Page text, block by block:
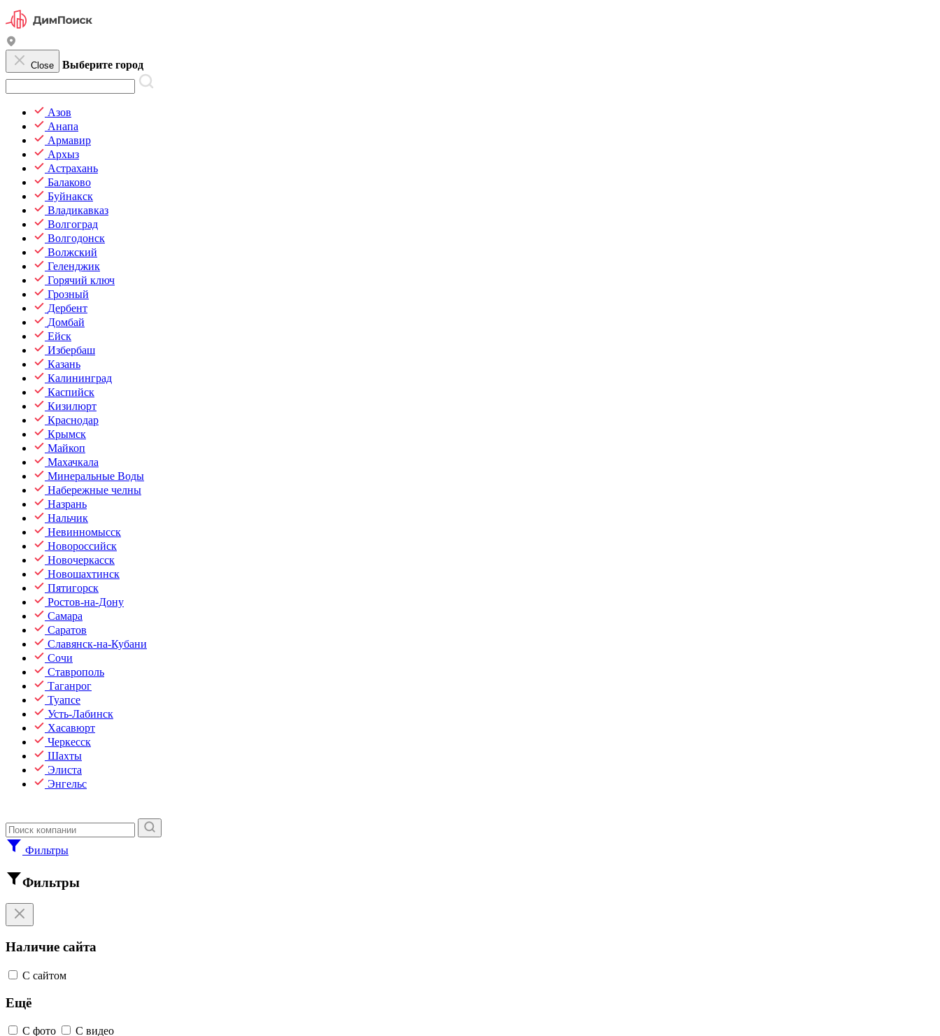
Close Выберите город
Азов
Анапа
Армавир
Архыз
Астрахань
Балаково
Буйнакск
Владикавказ
Волгоград
Волгодонск
Волжский
Геленджик
Горячий ключ
Грозный
Дербент
Домбай
Ейск
Избербаш
Казань
Калининград
Каспийск
Кизилюрт
Краснодар
Крымск
Майкоп
Махачкала
Минеральные Воды
Набережные челны
Назрань
Нальчик
Невинномысск
Новороссийск
Новочеркасск
Новошахтинск
Пятигорск
Ростов-на-Дону
Самара
Саратов
Славянск-на-Кубани
Сочи
Ставрополь
Таганрог
Туапсе
Усть-Лабинск
Хасавюрт
Черкесск
Шахты
Элиста
Энгельс
Фильтры
Фильтры
Наличие сайта
С сайтом
Ещё
С фото С видео